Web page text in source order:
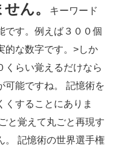
ん。
キーワード
です。例えば３００個
的な数字です。>しか
くらい覚えるだけなら
可能ですね。 記憶術を
くすることにありま
と覚えて丸ごと再現す
。 記憶術の世界選手権